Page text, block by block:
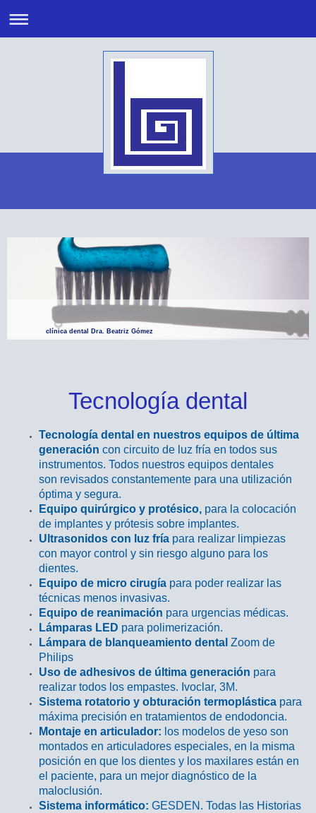
clínica dental Dra. Beatriz Gómez
Tecnología dental
Tecnología dental en nuestros equipos de última
generación con circuito de luz fría en todos sus
instrumentos. Todos nuestros equipos dentales
son revisados constantemente para una utilización
óptima y segura.
Equipo quirúrgico y protésico, para la colocación
de implantes y prótesis sobre implantes.
Ultrasonidos con luz fría para realizar limpiezas
con mayor control y sin riesgo alguno para los
dientes.
Equipo de micro cirugía para poder realizar las
técnicas menos invasivas.
Equipo de reanimación para urgencias médicas.
Lámparas LED para polimerización.
Lámpara de blanqueamiento dental Zoom de
Philips
Uso de adhesivos de última generación para
realizar todos los empastes. Ivoclar, 3M.
Sistema rotatorio y obturación termoplástica para
máxima precisión en tratamientos de endodoncia.
Montaje en articulador: los modelos de yeso son
montados en articuladores especiales, en la misma
posición en que los dientes y los maxilares están en
el paciente, para un mejor diagnóstico de la
maloclusión.
Sistema informático: GESDEN. Todas las Historias